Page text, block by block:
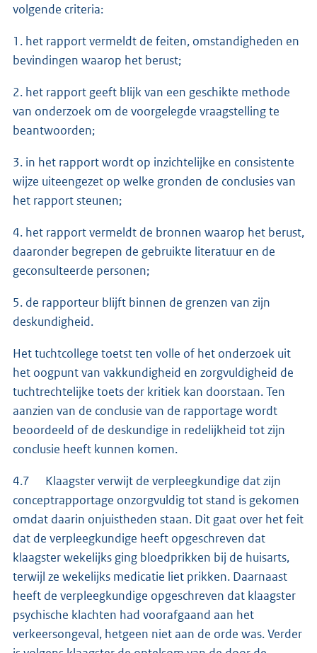
volgende criteria:
1. het rapport vermeldt de feiten, omstandigheden en
bevindingen waarop het berust;
2. het rapport geeft blijk van een geschikte methode
van onderzoek om de voorgelegde vraagstelling te
beantwoorden;
3. in het rapport wordt op inzichtelijke en consistente
wijze uiteengezet op welke gronden de conclusies van
het rapport steunen;
4. het rapport vermeldt de bronnen waarop het berust,
daaronder begrepen de gebruikte literatuur en de
geconsulteerde personen;
5. de rapporteur blijft binnen de grenzen van zijn
deskundigheid.
Het tuchtcollege toetst ten volle of het onderzoek uit
het oogpunt van vakkundigheid en zorgvuldigheid de
tuchtrechtelijke toets der kritiek kan doorstaan. Ten
aanzien van de conclusie van de rapportage wordt
beoordeeld of de deskundige in redelijkheid tot zijn
conclusie heeft kunnen komen.
4.7 Klaagster verwijt de verpleegkundige dat zijn
conceptrapportage onzorgvuldig tot stand is gekomen
omdat daarin onjuistheden staan. Dit gaat over het feit
dat de verpleegkundige heeft opgeschreven dat
klaagster wekelijks ging bloedprikken bij de huisarts,
terwijl ze wekelijks medicatie liet prikken. Daarnaast
heeft de verpleegkundige opgeschreven dat klaagster
psychische klachten had voorafgaand aan het
verkeersongeval, hetgeen niet aan de orde was. Verder